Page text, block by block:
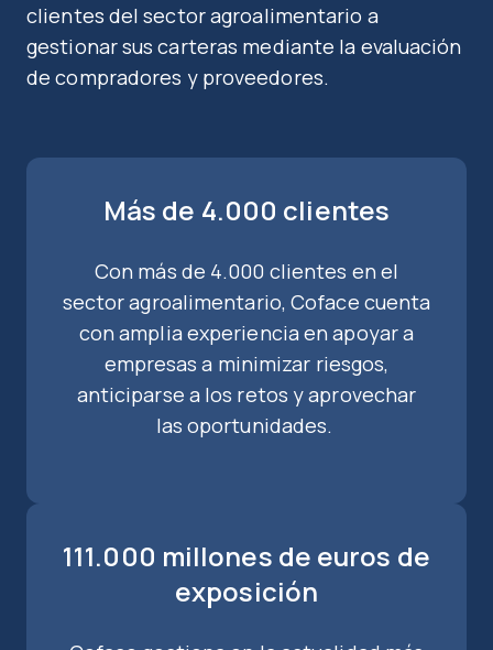
clientes del sector agroalimentario a
gestionar sus carteras mediante la evaluación
de compradores y proveedores.
Más de 4.000 clientes
Con más de 4.000 clientes en el
sector agroalimentario, Coface cuenta
con amplia experiencia en apoyar a
empresas a minimizar riesgos,
anticiparse a los retos y aprovechar
las oportunidades.
111.000 millones de euros de
exposición